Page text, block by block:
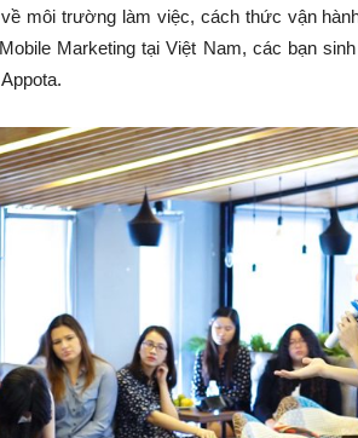
môi trường làm việc, cách thức vận
Marketing tại Việt Nam, các bạn